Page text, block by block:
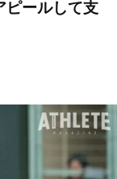
ピールして支